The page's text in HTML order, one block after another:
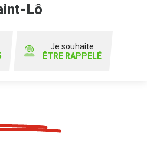
Lô
Je souhaite
ÊTRE RAPPELÉ